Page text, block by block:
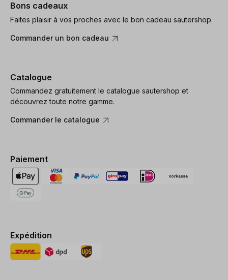
Bons cadeaux
Faites plaisir à vos proches avec le bon cadeau sautershop.
Commander un bon cadeau
Catalogue
Commandez gratuitement le catalogue sautershop et
découvrez toute notre gamme.
Commander le catalogue
Paiement
Expédition